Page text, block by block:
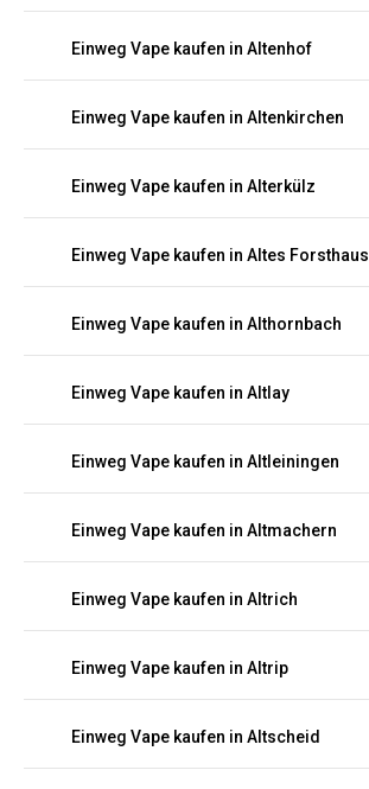
Einweg Vape kaufen in Altenhof
Einweg Vape kaufen in Altenkirchen
Einweg Vape kaufen in Alterkülz
Einweg Vape kaufen in Altes Forsthaus
Einweg Vape kaufen in Althornbach
Einweg Vape kaufen in Altlay
Einweg Vape kaufen in Altleiningen
Einweg Vape kaufen in Altmachern
Einweg Vape kaufen in Altrich
Einweg Vape kaufen in Altrip
Einweg Vape kaufen in Altscheid